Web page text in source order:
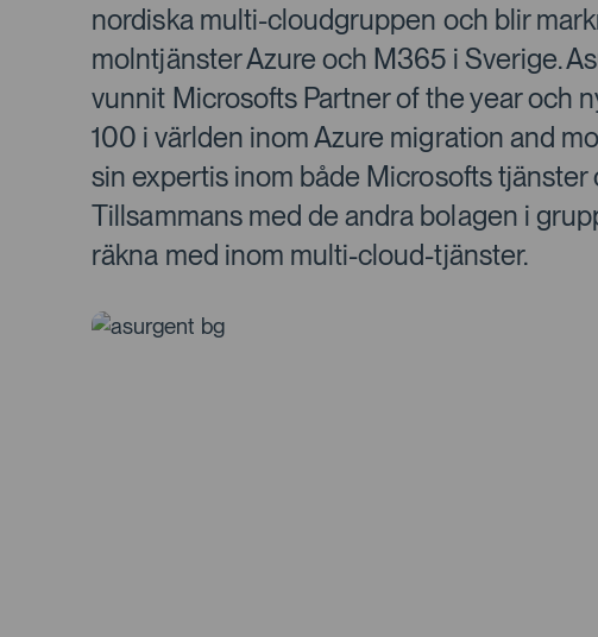
nordiska multi-cloudgruppen och blir
molntjänster Azure och M365 i Sverige.
vunnit Microsofts Partner of the year och
100 i världen inom Azure migration and
sin expertis inom både Microsofts
Tillsammans med de andra bolagen i
räkna med inom multi-cloud-tjänster.